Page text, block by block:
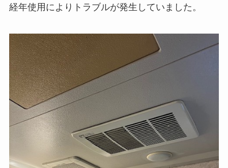
経年使用によりトラブルが発生していました。